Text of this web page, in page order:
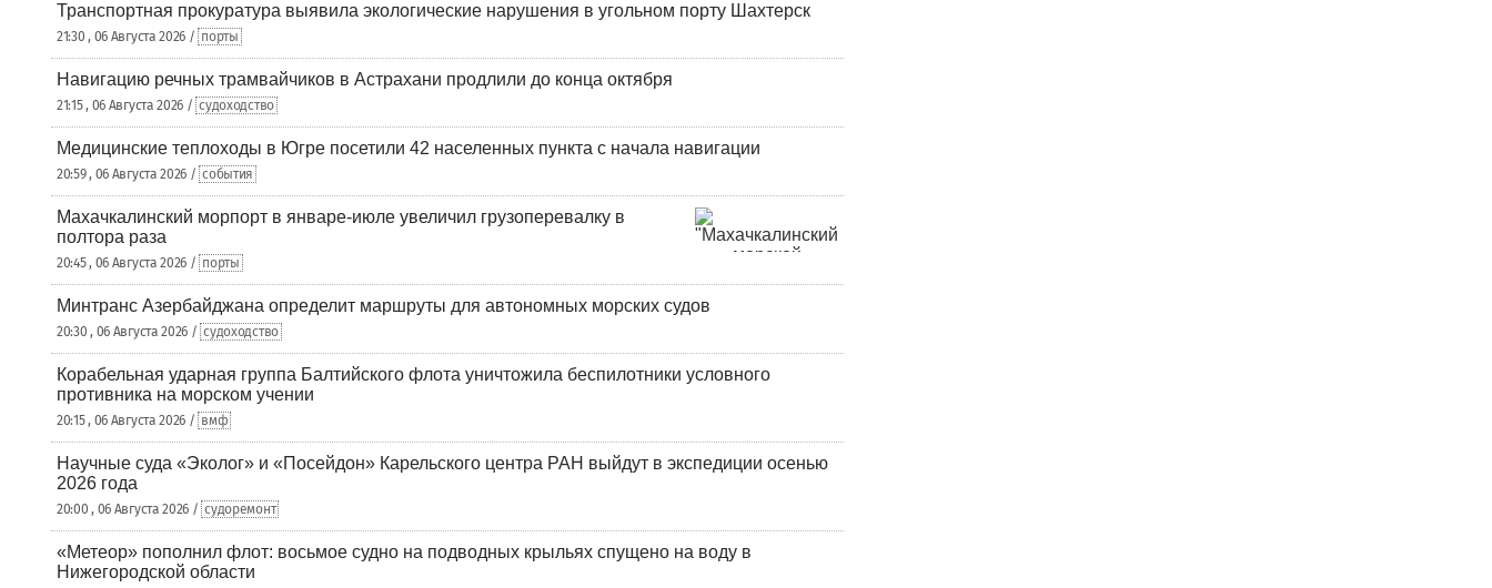
Транспортная прокуратура выявила экологические нарушения в угольном порту Шахтерск
21:30 , 06 Августа 2026 / порты
Навигацию речных трамвайчиков в Астрахани продлили до конца октября
21:15 , 06 Августа 2026 / судоходство
Медицинские теплоходы в Югре посетили 42 населенных пункта с начала навигации
20:59 , 06 Августа 2026 / события
Махачкалинский морпорт в январе-июле увеличил грузоперевалку в
полтора раза
20:45 , 06 Августа 2026 / порты
Минтранс Азербайджана определит маршруты для автономных морских судов
20:30 , 06 Августа 2026 / судоходство
Корабельная ударная группа Балтийского флота уничтожила беспилотники условного
противника на морском учении
20:15 , 06 Августа 2026 / вмф
Научные суда «Эколог» и «Посейдон» Карельского центра РАН выйдут в экспедиции осенью
2026 года
20:00 , 06 Августа 2026 / судоремонт
«Метеор» пополнил флот: восьмое судно на подводных крыльях спущено на воду в
Нижегородской области